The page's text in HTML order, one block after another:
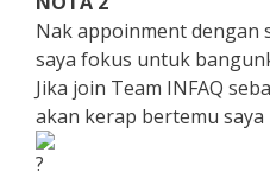
Nak appoinment dengan
saya fokus untuk
Jika join Team INFAQ
akan kerap bertemu saya